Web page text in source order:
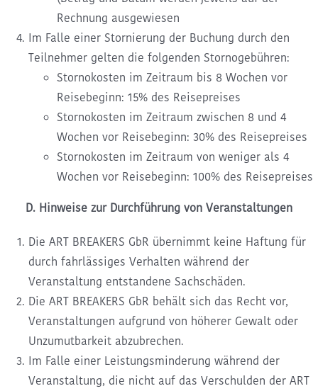
Rechnung ausgewiesen
Im Falle einer Stornierung der Buchung durch den
Teilnehmer gelten die folgenden Stornogebühren:
Stornokosten im Zeitraum bis 8 Wochen vor
Reisebeginn: 15% des Reisepreises
Stornokosten im Zeitraum zwischen 8 und 4
Wochen vor Reisebeginn: 30% des Reisepreises
Stornokosten im Zeitraum von weniger als 4
Wochen vor Reisebeginn: 100% des Reisepreises
D. Hinweise zur Durchführung von Veranstaltungen
Die ART BREAKERS GbR übernimmt keine Haftung für
durch fahrlässiges Verhalten während der
Veranstaltung entstandene Sachschäden.
Die ART BREAKERS GbR behält sich das Recht vor,
Veranstaltungen aufgrund von höherer Gewalt oder
Unzumutbarkeit abzubrechen.
Im Falle einer Leistungsminderung während der
Veranstaltung, die nicht auf das Verschulden der ART